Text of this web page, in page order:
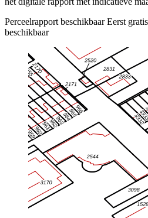
Perceelrapport beschikbaar Eerst
beschikbaar